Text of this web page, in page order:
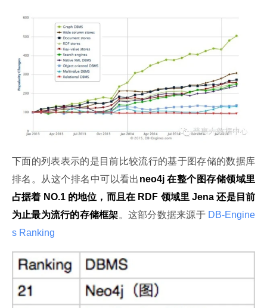
下面的列表表示的是目前比较流行的基于图存储的数据库
排名。从这个排名中可以看出 neo4j 在整个图存储领域里
占据着 NO.1 的地位，而且在 RDF 领域里 Jena 还是目前
为止最为流行的存储框架。这部分数据来源于 DB-Engine
s Ranking